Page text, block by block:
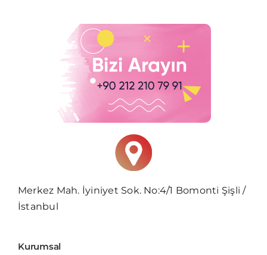
Merkez Mah. İyiniyet Sok. No:4/1 Bomonti Şişli /
İstanbul
Kurumsal